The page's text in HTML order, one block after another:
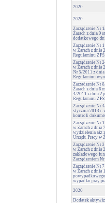
2020
2020
Zarządzenie Nr
Żarach z dnia 9
dodatkowego
Zarządzenie Nr
w Żarach z dnia
Regulaminu
Zarządzenie Nr
w Żarach z dnia
Nr 5/2011 z
Regulaminu
Zarzadzenie Nr
Żarach z dnia 6
4/2011 z dnia 2
Regulaminu
Zarządzenie Nr
stycznia 2013 r.
kontroli
Zarządzenie Nr
w Żarach z dnia
wydzielenia akt
Urzędu Pracy w
Zarządzenie Nr
w Żarach z dnia
zakładowego
Zarządzeniem
Zarządzenie Nr
w Żarach z dnia
wypadku pray
2020
Dodatek